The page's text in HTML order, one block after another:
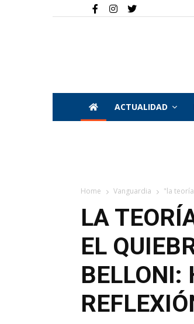
ACTUALIDAD
Home Vanguardia "la
LA
EL
BELLONI: